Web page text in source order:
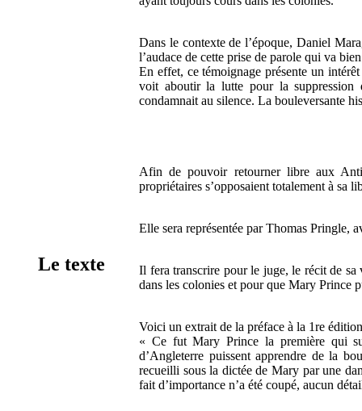
Dans le contexte de l’époque, Daniel
l’audace de cette prise de parole qui va
En effet, ce témoignage présente un
voit aboutir la lutte pour la suppression
condamnait au silence. La bouleversante
Le texte
Afin de pouvoir retourner libre aux
propriétaires s’opposaient totalement à sa
Elle sera représentée par Thomas Pringle,
Il fera transcrire pour le juge, le récit de sa
dans les colonies et pour que Mary Prince
Voici un extrait de la préface à la 1re
« Ce fut Mary Prince la première qui
d’Angleterre puissent apprendre de la
recueilli sous la dictée de Mary par une
fait d’importance n’a été coupé, aucun